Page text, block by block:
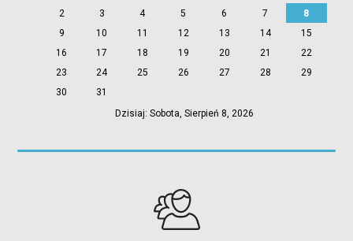
2
3 4 5 6 7
8
9
10 11 12 13 14
15
16
17 18 19 20 21
22
23
24 25 26 27 28
29
30
31
Dzisiaj: Sobota, Sierpień 8, 2026